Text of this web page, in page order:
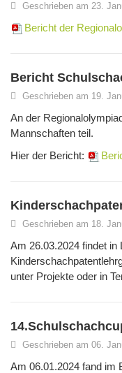
Geschrieben am 23.
Bericht der
Bericht
Geschrieben am 19.
An der
Mannschaften teil.
Hier der Bericht:
Geschrieben am 18.
Am 26.03.2024 findet in
unter Projekte oder in
Geschrieben am 06.
Am 06.01.2024 fand im